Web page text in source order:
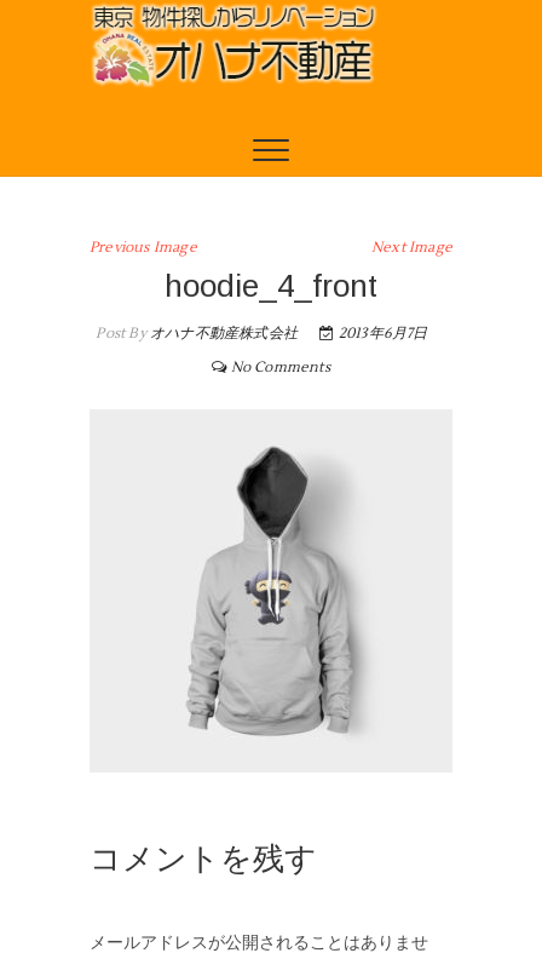
Previous Image Next Image
hoodie_4_front
Post Byオハナ不動産株式会社
2013年6月7日
No Comments
コメントを残す
メールアドレスが公開されることはありませ